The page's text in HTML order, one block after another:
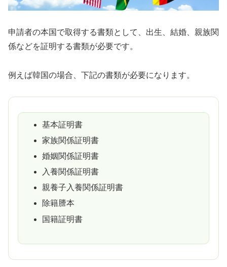
申請者の本国で取得する書類として、出生、結婚、親族関
係などを証明する書類が必要です。
例えば韓国の場合、下記の書類が必要になります。
基本証明書
家族関係証明書
婚姻関係証明書
入養関係証明書
親養子入養関係証明書
除籍謄本
国籍証明書